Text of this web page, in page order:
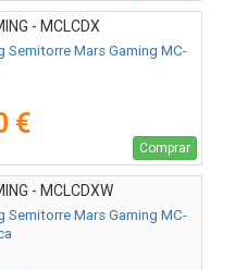
- MCLCDX
Semitorre Mars Gaming MC-
€
Comprar
- MCLCDXW
Semitorre Mars Gaming MC-